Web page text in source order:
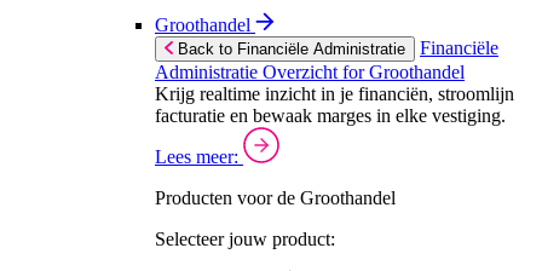
Groothandel
Back to Financiële Administratie
Financiële
Administratie Overzicht for Groothandel
Krijg realtime inzicht in je financiën, stroomlijn
facturatie en bewaak marges in elke vestiging.
Lees meer:
Producten voor de Groothandel
Selecteer jouw product: